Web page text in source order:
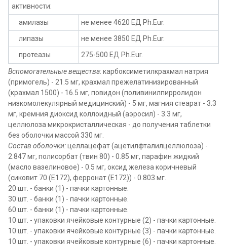
активности:
амилазы
не менее 4620 ЕД Ph.Eur.
липазы
не менее 3850 ЕД Ph.Eur.
протеазы
275-500 ЕД Ph.Eur.
Вспомогательные вещества: карбоксиметилкрахмал натрия
(примогель) - 21.5 мг, крахмал прежелатинизированный
(крахмал 1500) - 16.5 мг, повидон (поливинилпирролидон
низкомолекулярный медицинский) - 5 мг, магния стеарат - 3.3
мг, кремния диоксид коллоидный (аэросил) - 3.3 мг,
целлюлоза микрокристаллическая - до получения таблетки
без оболочки массой 330 мг.
Состав оболочки:целлацефат (ацетилфталилцеллюлоза) -
2.847 мг, полисорбат (твин 80) - 0.85 мг, парафин жидкий
(масло вазелиновое) - 0.5 мг, оксид железа коричневый
(сиковит 70 (E172), ферронат (E172)) - 0.803 мг.
20 шт. - банки (1) - пачки картонные.
30 шт. - банки (1) - пачки картонные.
60 шт. - банки (1) - пачки картонные.
10 шт. - упаковки ячейковые контурные (2) - пачки картонные.
10 шт. - упаковки ячейковые контурные (3) - пачки картонные.
10 шт. - упаковки ячейковые контурные (6) - пачки картонные.